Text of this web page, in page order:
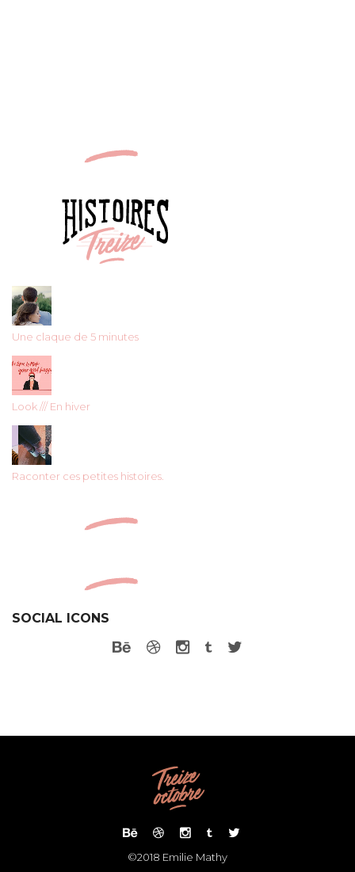
Une claque de 5 minutes
Look /// En hiver
Raconter ces petites histoires.
SOCIAL ICONS
©2018 Emilie Mathy